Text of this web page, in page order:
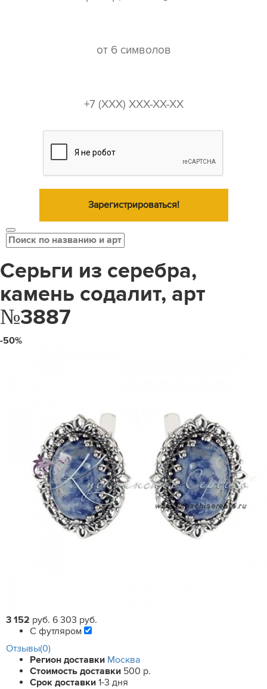
Зарегистрироваться!
Серьги из серебра,
камень содалит, арт
№3887
-50%
3 152 руб. 6 303 руб.
С футляром
Отзывы(0)
Регион доставки Москва
Стоимость доставки 500 р.
Срок доставки 1-3 дня